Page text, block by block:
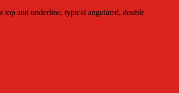
and underline, typical angulated, double